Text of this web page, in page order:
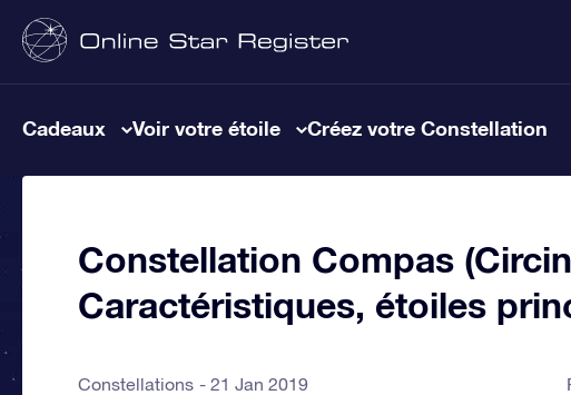
Cadeaux Voir votre étoile Créez votre Constellation
Constellation Compas
Caractéristiques, étoiles
Constellations 21 Jan 2019